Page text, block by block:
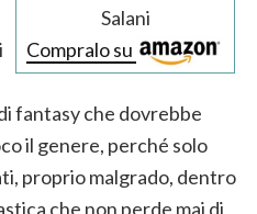
Salani
Compralo su
fantasy che dovrebbe
il genere, perché solo
proprio malgrado, dentro
che non perde mai di